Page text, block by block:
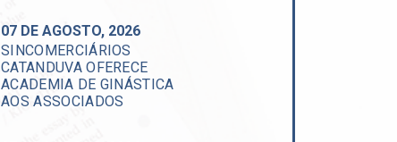
07 DE AGOSTO, 2026
SINCOMERCIÁRIOS
CATANDUVA OFERECE
ACADEMIA DE GINÁSTICA
AOS ASSOCIADOS